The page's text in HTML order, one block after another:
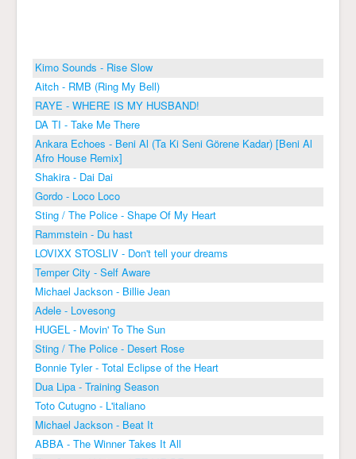
Kimo Sounds - Rise Slow
Aitch - RMB (Ring My Bell)
RAYE - WHERE IS MY HUSBAND!
DA TI - Take Me There
Ankara Echoes - Beni Al (Ta Ki Seni Görene Kadar) [Beni Al
Afro House Remix]
Shakira - Dai Dai
Gordo - Loco Loco
Sting / The Police - Shape Of My Heart
Rammstein - Du hast
LOVIXX STOSLIV - Don't tell your dreams
Temper City - Self Aware
Michael Jackson - Billie Jean
Adele - Lovesong
HUGEL - Movin' To The Sun
Sting / The Police - Desert Rose
Bonnie Tyler - Total Eclipse of the Heart
Dua Lipa - Training Season
Toto Cutugno - L'italiano
Michael Jackson - Beat It
ABBA - The Winner Takes It All